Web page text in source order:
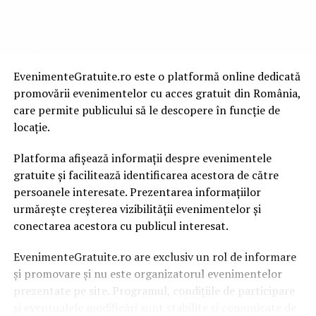
mai bine gândite. Clienții nu mai acceptă spații pierdute
și caută compartimentări eficiente, care să justifice
fiecare metru pătrat”, explică Claudia Negru, Owner The
List Estates.
Această tendință este susținută de dinamica prețurilor:
în martie 2026, apartamentele noi din București au
ajuns la aproximativ 2.541 euro/mp, în timp ce
locuințele vechi se situează în jurul valorii de 2.212
euro/mp.
Ca urmare, cumpărătorii caută soluții care să le permită
accesul la o locuință nouă fără a depăși un prag critic de
EvenimenteGratuite.ro este o platformă online dedicată
promovării evenimentelor cu acces gratuit din România,
care permite publicului să le descopere în funcție de
locație.
Platforma afișează informații despre evenimentele
gratuite și facilitează identificarea acestora de către
persoanele interesate. Prezentarea informațiilor
urmărește creșterea vizibilității evenimentelor și
conectarea acestora cu publicul interesat.
EvenimenteGratuite.ro are exclusiv un rol de informare
și promovare și nu este organizatorul evenimentelor
prezentate pe site. Programul, condițiile de participare